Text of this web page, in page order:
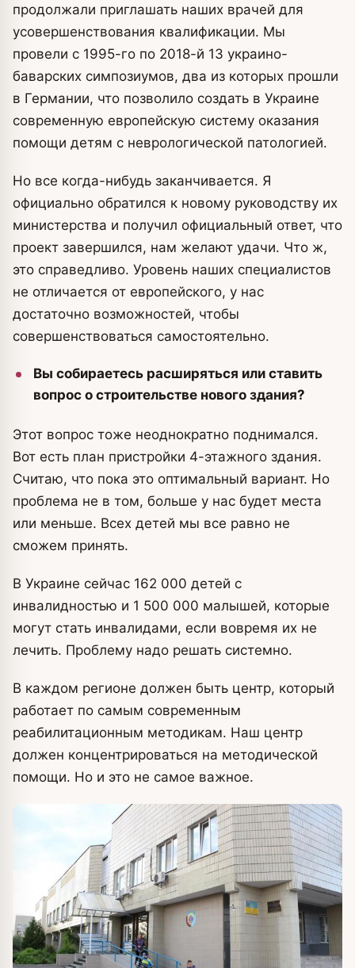
продолжали приглашать наших врачей для
усовершенствования квалификации. Мы
провели с 1995-го по 2018-й 13 украино-
баварских симпозиумов, два из которых прошли
в Германии, что позволило создать в Украине
современную европейскую систему оказания
помощи детям с неврологической патологией.
Но все когда-нибудь заканчивается. Я
официально обратился к новому руководству их
министерства и получил официальный ответ, что
проект завершился, нам желают удачи. Что ж,
это справедливо. Уровень наших специалистов
не отличается от европейского, у нас
достаточно возможностей, чтобы
совершенствоваться самостоятельно.
Вы собираетесь расширяться или ставить
вопрос о строительстве нового здания?
Этот вопрос тоже неоднократно поднимался.
Вот есть план пристройки 4-этажного здания.
Считаю, что пока это оптимальный вариант. Но
проблема не в том, больше у нас будет места
или меньше. Всех детей мы все равно не
сможем принять.
В Украине сейчас 162 000 детей с
инвалидностью и 1 500 000 малышей, которые
могут стать инвалидами, если вовремя их не
лечить. Проблему надо решать системно.
В каждом регионе должен быть центр, который
работает по самым современным
реабилитационным методикам. Наш центр
должен концентрироваться на методической
помощи. Но и это не самое важное.